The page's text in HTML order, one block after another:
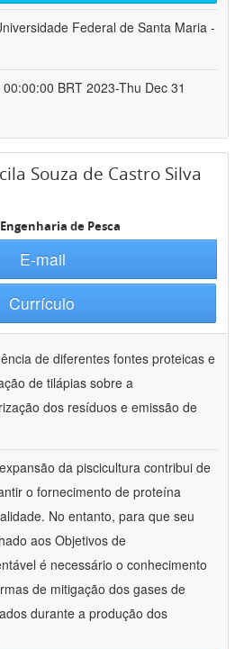
Federal de Santa Maria -
BRT 2023-Thu Dec 31
Souza de Castro Silva
de Pesca
E-mail
Currículo
de diferentes fontes proteicas e
de tilápias sobre a
dos resíduos e emissão de
da piscicultura contribui de
o fornecimento de proteína
No entanto, para que seu
aos Objetivos de
é necessário o conhecimento
de mitigação dos gases de
durante a produção dos